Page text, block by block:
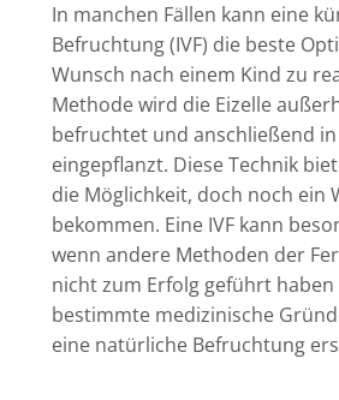
In manchen Fällen kann eine
Befruchtung (IVF) die beste
Wunsch nach einem Kind zu
Methode wird die Eizelle
befruchtet und anschließend
eingepflanzt. Diese Technik
die Möglichkeit, doch noch ein
bekommen. Eine IVF kann
wenn andere Methoden der
nicht zum Erfolg geführt
bestimmte medizinische
eine natürliche Befruchtung